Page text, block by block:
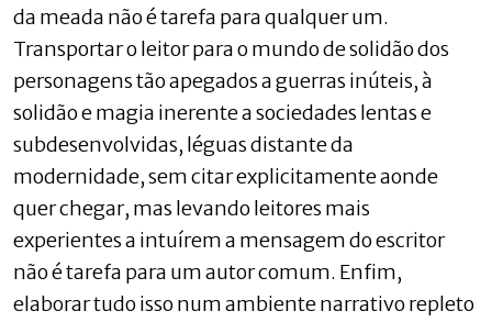
da meada não é tarefa para qualquer um.
Transportar o leitor para o mundo de solidão dos
personagens tão apegados a guerras inúteis, à
solidão e magia inerente a sociedades lentas e
subdesenvolvidas, léguas distante da
modernidade, sem citar explicitamente aonde
quer chegar, mas levando leitores mais
experientes a intuírem a mensagem do escritor
não é tarefa para um autor comum. Enfim,
elaborar tudo isso num ambiente narrativo repleto